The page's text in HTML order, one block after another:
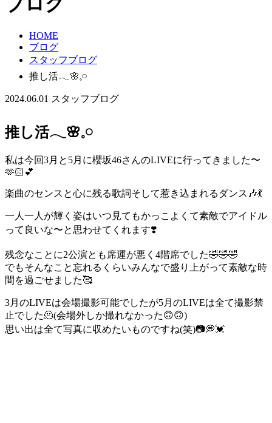
HOME
ブログ
スタッフブログ
推し活𓂃🌸𓈒𓏸
2024.06.01 スタッフブログ
推し活𓂃🌸𓈒𓏸
私は今回3月と5月に櫻坂46さんのLIVEに行ってきました〜
🫶🏻💕
楽曲のセンスと心に残る歌詞そして惹き込まれるダンス🎶💃
一人一人が輝く姿はいつ見てもかっこよくて素敵でアイドル
って良いな〜と思わせてくれます❣️
残念なことに2公演とも席運が悪く4階席でした🤣🤣🤣
でもそんなこと忘れるくらいみんなで盛り上がって素敵な時
間を過ごせました🥰
3月のLIVEは会場撮影可能でしたが5月のLIVEは全て撮影禁
止でした🫠(会場外しか撮れなかった🙃🙃)
思い出は全て写真に収めたいものですね(笑)📷💭💓